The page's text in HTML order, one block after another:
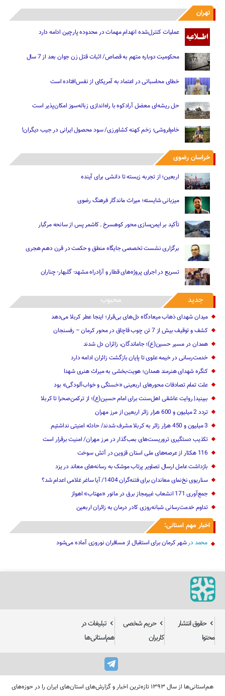
تهران
عملیات کنترل‌شده انهدام مهمات در محدوده پارچین ادامه دارد
محکومیت دوباره متهم به قصاص/ اثبات قتل زن جوان بعد از 7 سال
خطای محاسباتی در اعتماد به آمریکای از نفس‌افتاده است
حل ریشه‌ای معضل آرادکوه با راه‌اندازی زباله‌سوز امکان‌پذیر است
خام‌فروشی؛ زخم کهنه کشاورزی/ سود محصول ایرانی در جیب دیگران!
خراسان رضوی
اربعین؛ از تجربه زیسته تا دانشی برای آینده
میزبانی شایسته؛ میراث ماندگار فرهنگ رضوی
تأکید بر ایمن‌سازی محور کوهسرخ ـ کاشمر پس از سانحه مرگبار
برگزاری نشست تخصصی جایگاه منطق و حکمت در قرن دهم هجری
تسریع در اجرای پروژه‌های قطار و آزادراه مشهد- گلبهار- چناران
جدید محبوب
میدان شهدای ذهاب میعادگاه دل‌های بی‌قرار؛ اینجا عطر کربلا می‌دهد
کشف و توقیف بیش از 7 تن چوب قاچاق در محور کرمان – رفسنجان
همدان در مسیر حسین(ع)؛ جاماندگان، زائران دل شدند
خدمت‌رسانی در خیمه علوی تا پایان بازگشت زائران ادامه دارد
کنگره شهدای هنرمند همدان؛ هویت‌بخشی به میراث هنری شهدا
علت تمام‌ تصادفات محورهای اربعینی‌ «خستگی و خواب‌آلودگی» ‌بود
ببینید| روایت عاشقی اهل‌سنت برای امام حسین(ع)؛ از ترکمن‌صحرا تا کربلا
تردد 2 میلیون و 600 هزار زائر اربعین از مرز مهران‌‌
3 میلیون و 450 هزار ‌زائر به کربلا مشرف شد‌ند/‌ حادثه امنیتی نداشتیم
تکذیب دستگیری تروریست‌های بمب‌گذار در مرز مهران/ امنیت برقرار است
116 هکتار از عرصه‌های ملی استان قزوین در آتش سوخت
بازداشت عامل ارسال تصاویر پرتاب موشک به رسانه‌های معاند در یزد
سناریوی نخ‌نمای معاندان برای ‌فتنه‌گران 1404/ آیا ساغر غلامی اعدام شد؟
جمع‌آوری 171 انشعاب غیرمجاز برق در مانور «مهتاب» اهواز
تداوم خدمت‌رسانی شبانه‌روزی کادر درمان به زائران اربعین
اخبار مهم استانی:
محمد درشهر کرمان برای استقبال از مسافران نوروزی آماده می‌شود
حقوق انتشار
محتوا
حریم شخصی
کاربران
تبلیغات در
هم‌استانی‌ها
هم‌استانی‌ها از سال ۱۳۹۳ تازه‌ترین اخبار و گزارش‌های استان‌های ایران را در حوزه‌های